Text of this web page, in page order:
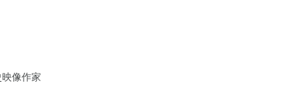
像作家